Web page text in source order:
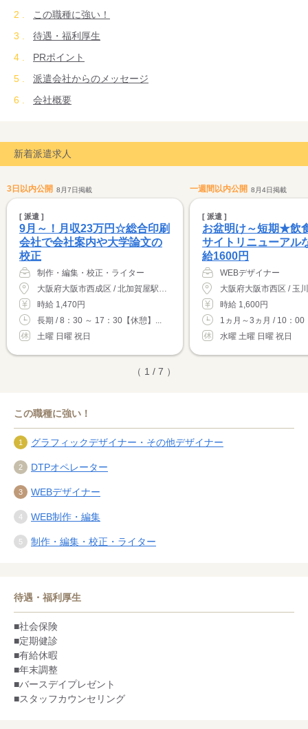
この職種に強い！
待遇・福利厚生
PRポイント
派遣会社からのメッセージ
会社概要
新着派遣求人
3日以内公開 8月7日掲載
[ 派遣 ]
9月～！月収23万円☆総合印刷
会社で会社案内や大学論文の
校正
制作・編集・校正・ライター
大阪府大阪市西成区 / 北加賀屋駅（徒歩5分）
時給 1,470円
長期 / 8：30 ～ 17：30【休憩】...
土曜 日曜 祝日
一週間以内公開 8月4日掲載
[ 派遣 ]
お盆明け～短期★飲
サイトリニューアル
給1600円
WEBデザイナー
時給 1,600円
1ヵ月～3ヵ月 / 10：00
水曜 土曜 日曜 祝日
（ 1 / 7 ）
この職種に強い！
グラフィックデザイナー・その他デザイナー
DTPオペレーター
WEBデザイナー
WEB制作・編集
制作・編集・校正・ライター
待遇・福利厚生
■社会保険
■定期健診
■有給休暇
■年末調整
■バースデイプレゼント
■スタッフカウンセリング